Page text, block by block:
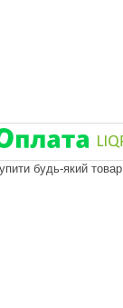
будь-який